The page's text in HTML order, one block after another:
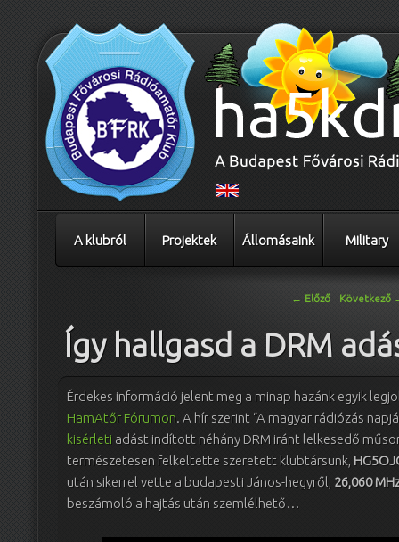
A klubról Projektek Állomásaink Military
← Előző Következő
Így hallgasd a DRM
Érdekes információ jelent meg a minap hazánk egyik
HamAtőr Fórumon. A hír szerint “A magyar rádiózás
kisérleti adást indított néhány DRM iránt lelkesedő
természetesen felkeltette szeretett klubtársunk,
után sikerrel vette a budapesti János-hegyről, 26,060
beszámoló a hajtás után szemlélhető…